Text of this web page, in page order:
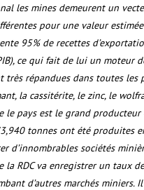
les mines demeurent un
pour une valeur
95% de recettes
ce qui fait de lui un moteur
très répandues dans toutes
la cassitérite, le zinc, le
le pays est le grand
tonnes ont été produites
d’innombrables sociétés
la RDC va enregistrer un taux
d’autres marchés